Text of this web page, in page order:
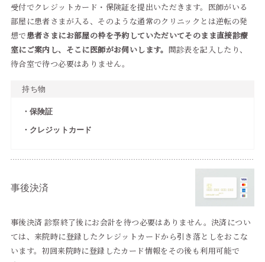
受付でクレジットカード・保険証を提出いただきます。医師がいる
部屋に患者さまが入る、そのような通常のクリニックとは逆転の発
想で患者さまにお部屋の枠を予約していただいてそのまま直接診療
室にご案内し、そこに医師がお伺いします。 問診表を記入したり、
待合室で待つ必要はありません。
持ち物
保険証
クレジットカード
事後決済
事後決済 診察終了後にお会計を待つ必要はありません。決済につい
ては、来院時に登録したクレジットカードから引き落としをおこな
います。初回来院時に登録したカード情報をその後も利用可能で